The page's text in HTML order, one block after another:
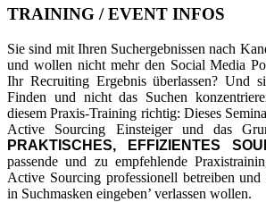
TRAINING / EVENT INFOS
Sie sind mit Ihren Suchergebnissen nach
und wollen nicht mehr den Social Media
Ihr Recruiting Ergebnis überlassen? Und
Finden und nicht das Suchen
diesem Praxis-Training richtig: Dieses
Active Sourcing Einsteiger und das
PRAKTISCHES, EFFIZIENTES
passende und zu empfehlende
Active Sourcing professionell betreiben
in Suchmasken eingeben’ verlassen wollen.